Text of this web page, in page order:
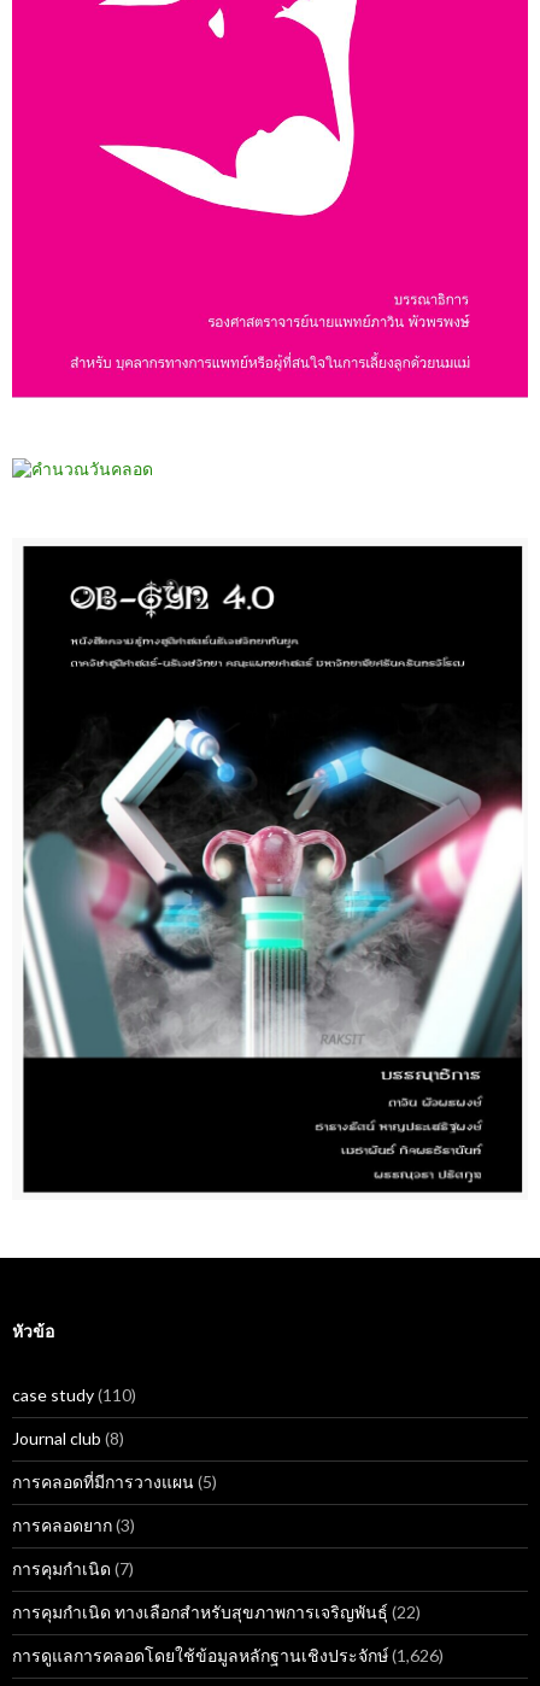
หัวข้อ
case study(110)
Journal club (8)
การคลอดที่มีการวางแผน(5)
การคลอดยาก(3)
การคุมกำเนิด (7)
การคุมกำเนิด ทางเลือกสำหรับสุขภาพการเจริญพันธุ์ (22)
การดูแลการคลอดโดยใช้ข้อมูลหลักฐานเชิงประจักษ์(1,626)